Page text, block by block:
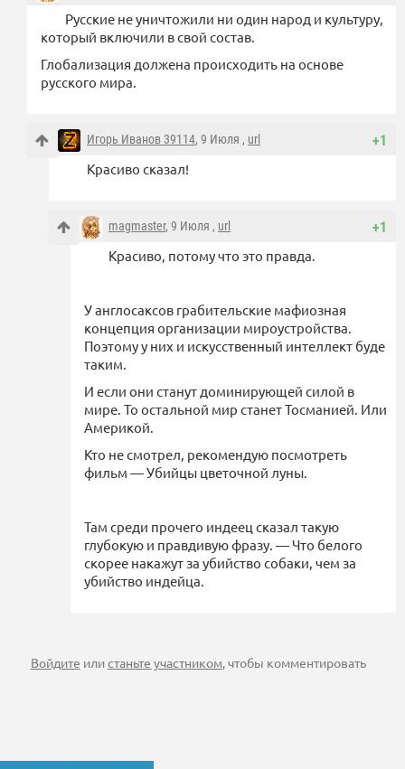
Русские не уничтожили ни один народ и культуру,
который включили в свой состав.
Глобализация должена происходить на основе
русского мира.
+1
Игорь Иванов 39114, 9 Июля , url
Красиво сказал!
+1
magmaster, 9 Июля , url
Красиво, потому что это правда.
У англосаксов грабительские мафиозная
концепция организации мироустройства.
Поэтому у них и искусственный интеллект буде
таким.
И если они станут доминирующей силой в
мире. То остальной мир станет Тосманией. Или
Америкой.
Кто не смотрел, рекомендую посмотреть
фильм — Убийцы цветочной луны.
Там среди прочего индеец сказал такую
глубокую и правдивую фразу. — Что белого
скорее накажут за убийство собаки, чем за
убийство индейца.
Войдите илистаньте участником, чтобы комментировать